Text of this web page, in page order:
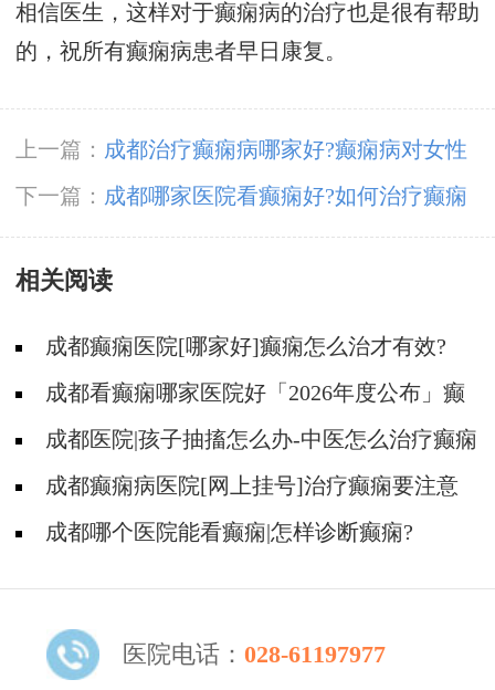
相信医生，这样对于癫痫病的治疗也是很有帮助
的，祝所有癫痫病患者早日康复。
上一篇： 成都治疗癫痫病哪家好?癫痫病对女性
什么危害?
下一篇： 成都哪家医院看癫痫好?如何治疗癫痫
性疾病?
相关阅读
成都癫痫医院[哪家好]癫痫怎么治才有效?
成都看癫痫哪家医院好「2026年度公布」癫
痫病人适合参加哪些体育活动?
成都医院|孩子抽搐怎么办-中医怎么治疗癫痫
呢?成都癫痫病医院[网上挂号]治疗癫痫要注意
什么?成都哪个医院能看癫痫|怎样诊断癫痫?
医院电话： 028-61197977